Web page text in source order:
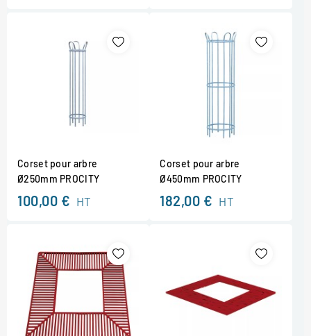
Corset pour arbre
Ø250mm PROCITY
100,00 € HT
Corset pour arbre
Ø450mm PROCITY
182,00 € HT